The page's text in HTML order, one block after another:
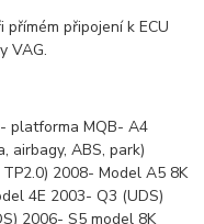
připojení k ECU
VAG.
platforma MQB- A4
airbagy, ABS, park)
2008- Model A5 8K
4E 2003- Q3 (UDS)
2006- S5 model 8K